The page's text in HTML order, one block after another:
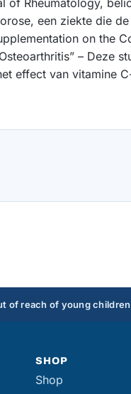
een ziekte die
on the
– Deze
effect van vitamine
of reach of young
SHOP
Shop